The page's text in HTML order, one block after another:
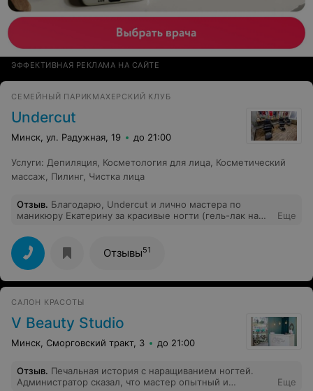
ЭФФЕКТИВНАЯ РЕКЛАМА НА САЙТЕ
СЕМЕЙНЫЙ ПАРИКМАХЕРСКИЙ КЛУБ
Undercut
Минск, ул. Радужная, 19 до 21:00
Услуги: Депиляция Косметология для лица Косметический
массаж
Пилинг, Чистка лица
Отзыв. Благодарю, Undercut и лично мастера по
маникюру Екатерину за красивые ногти (гель-лак на
то думала, что прошло не больше трёх недель.
Спасибо за профессионализм, красоту, отличное
настроение и идеальные ногти ❤️
Еще
Отзывы51
САЛОН КРАСОТЫ
V Beauty Studio
Минск, Сморговский тракт, 3 до 21:00
Отзыв. Печальная история с наращиванием ногтей.
Администратор сказал, что мастер опытный и
Еще